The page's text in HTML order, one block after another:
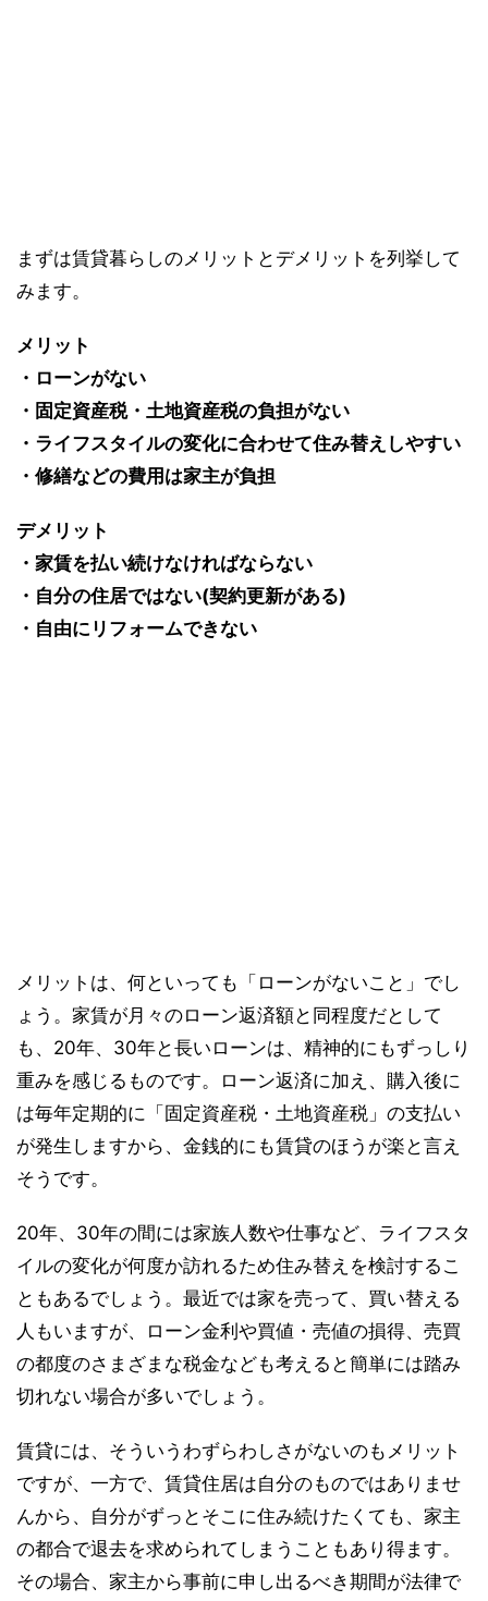
まずは賃貸暮らしのメリットとデメリットを列挙して
みます。
メリット
・ローンがない
・固定資産税・土地資産税の負担がない
・ライフスタイルの変化に合わせて住み替えしやすい
・修繕などの費用は家主が負担
デメリット
・家賃を払い続けなければならない
・自分の住居ではない(契約更新がある)
・自由にリフォームできない
メリットは、何といっても「ローンがないこと」でし
ょう。家賃が月々のローン返済額と同程度だとして
も、20年、30年と長いローンは、精神的にもずっしり
重みを感じるものです。ローン返済に加え、購入後に
は毎年定期的に「固定資産税・土地資産税」の支払い
が発生しますから、金銭的にも賃貸のほうが楽と言え
そうです。
20年、30年の間には家族人数や仕事など、ライフスタ
イルの変化が何度か訪れるため住み替えを検討するこ
ともあるでしょう。最近では家を売って、買い替える
人もいますが、ローン金利や買値・売値の損得、売買
の都度のさまざまな税金なども考えると簡単には踏み
切れない場合が多いでしょう。
賃貸には、そういうわずらわしさがないのもメリット
ですが、一方で、賃貸住居は自分のものではありませ
んから、自分がずっとそこに住み続けたくても、家主
の都合で退去を求められてしまうこともあり得ます。
その場合、家主から事前に申し出るべき期間が法律で